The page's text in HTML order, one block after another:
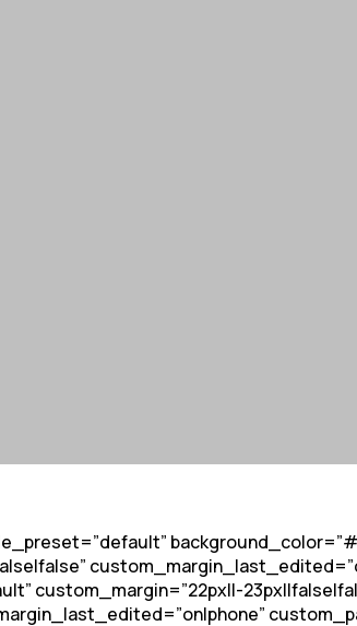
custom_margin=”22px||-